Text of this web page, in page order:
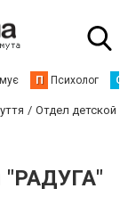
П Психолог С
Отдел детской
"РАДУГА"